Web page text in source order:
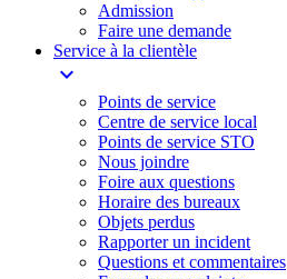
Admission
Faire une demande
Service à la clientèle
expand_more
Points de service
Centre de service local
Points de service STO
Nous joindre
Foire aux questions
Horaire des bureaux
Objets perdus
Rapporter un incident
Questions et commentaires